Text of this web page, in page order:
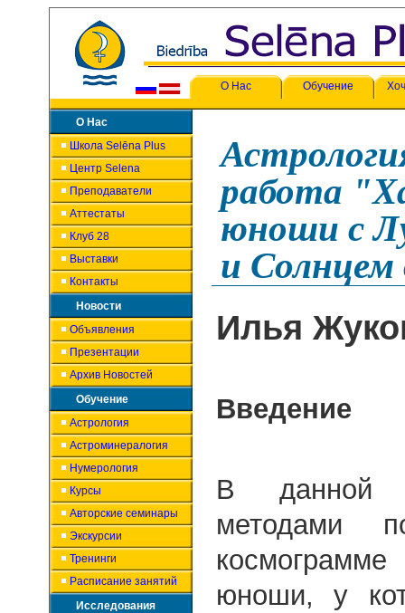
О Нас Обучение
О Нас
Школа Selēna Plus
Центр Selena
Преподаватели
Аттестаты
Клуб 28
Выставки
Контакты
Новости
Объявления
Презентации
Архив Новостей
Обучение
Астрология
Астроминералогия
Нумерология
Курсы
Авторские семинары
Экскурсии
Тренинги
Расписание занятий
Исследования
работа
юноши с
и Солнцем
Илья
Введение
В данной
методами
юноши, у